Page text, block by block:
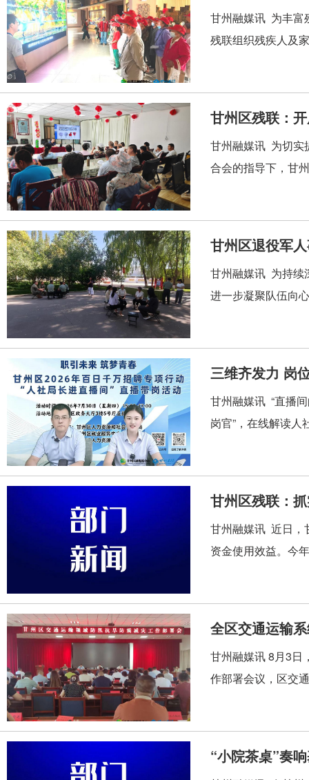
甘州融媒讯 为丰富
残联组织残疾人及
甘州区残联：
甘州融媒讯 为切实
合会的指导下，甘
甘州区退役军
甘州融媒讯 为持续
进一步凝聚队伍向
三维齐发力 岗
甘州融媒讯 “直播
岗官”，在线解读
甘州区残联：
甘州融媒讯 近日，
资金使用效益。今
全区交通运输
工作部署会议
甘州融媒讯 8月3日
作部署会议，区交
“小院茶桌”奏